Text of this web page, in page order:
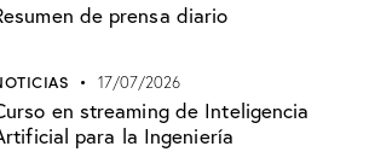
de prensa diario
17/07/2026
en streaming de Inteligencia
para la Ingeniería